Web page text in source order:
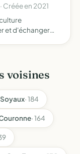
Créée en 2021
et d'échanger
voisines
Soyaux· 184
· 164